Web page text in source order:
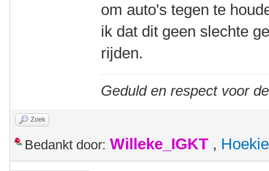
om auto's tegen te
ik dat dit geen slechte
rijden.
Geduld en respect voor
Zoek
Bedankt door: Willeke_IGKT , Hoekie